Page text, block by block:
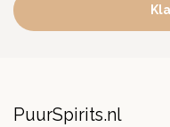
PuurSpirits.nl